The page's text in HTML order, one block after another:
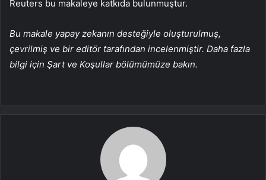
Reuters bu makaleye katkıda bulunmuştur.
Bu makale yapay zekanın desteğiyle oluşturulmuş,
çevrilmiş ve bir editör tarafından incelenmiştir. Daha fazla
bilgi için Şart ve Koşullar bölümümüze bakın.